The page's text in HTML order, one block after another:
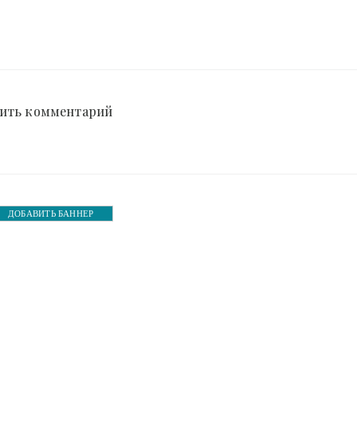
комментарий
ДОБАВИТЬ БАННЕР